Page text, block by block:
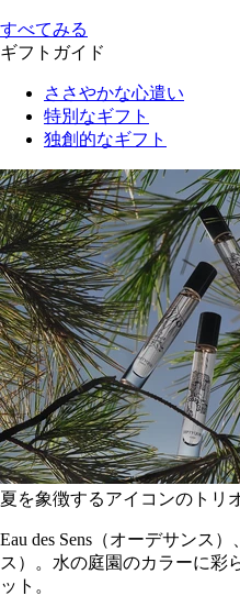
すべてみる
ギフトガイド
ささやかな心遣い
特別なギフト
独創的なギフト
夏を象徴するアイコンのトリ
Eau des Sens（オーデサンス
ス）。水の庭園のカラーに彩
ット。